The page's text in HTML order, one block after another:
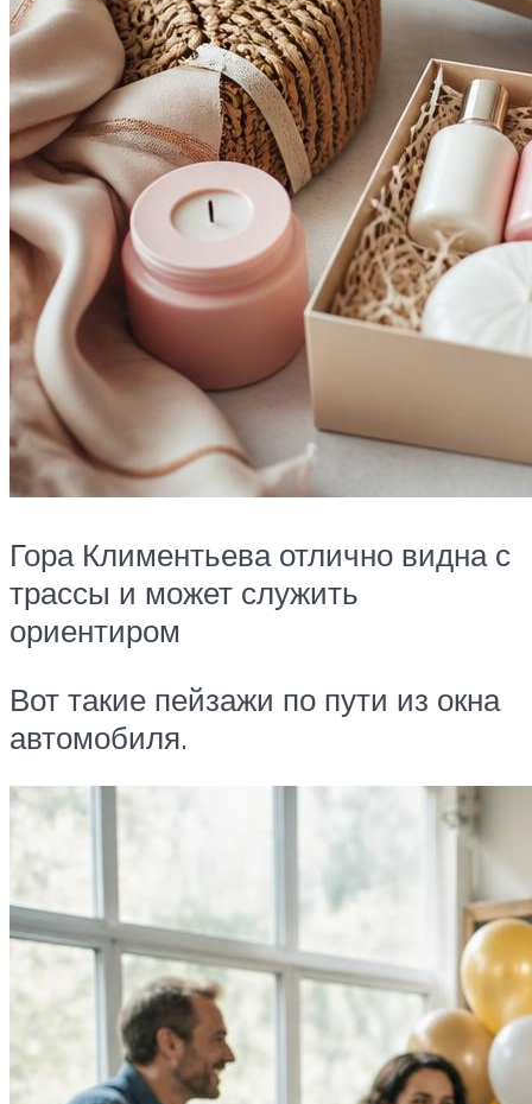
Гора Климентьева отлично видна с
трассы и может служить
ориентиром
Вот такие пейзажи по пути из окна
автомобиля.